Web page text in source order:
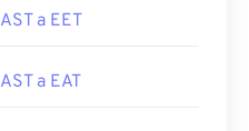
AST a EET
AST a EAT